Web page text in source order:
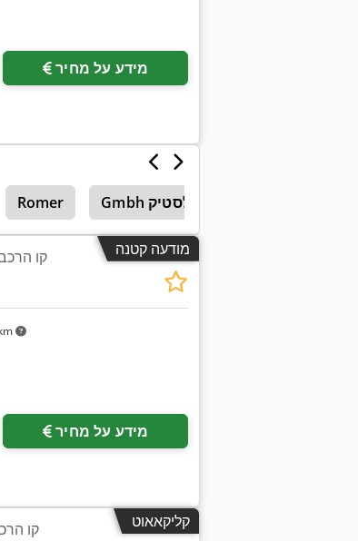
מידע על מחיר
Romer
מודעה קטנה קו
מידע על מחיר
קליקאאוט קו